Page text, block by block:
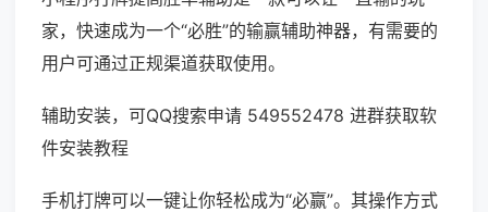
家，快速成为一个“必胜”的输赢辅助神器，有需要的
用户可通过正规渠道获取使用。
辅助安装，可QQ搜索申请 549552478 进群获取软
件安装教程
手机打牌可以一键让你轻松成为“必赢”。其操作方式